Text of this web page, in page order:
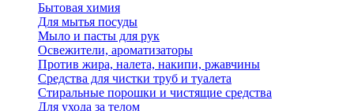
Бытовая химия
Для мытья посуды
Мыло и пасты для рук
Освежители, ароматизаторы
Против жира, налета, накипи, ржавчины
Средства для чистки труб и туалета
Стиральные порошки и чистящие средства
Для ухода за телом